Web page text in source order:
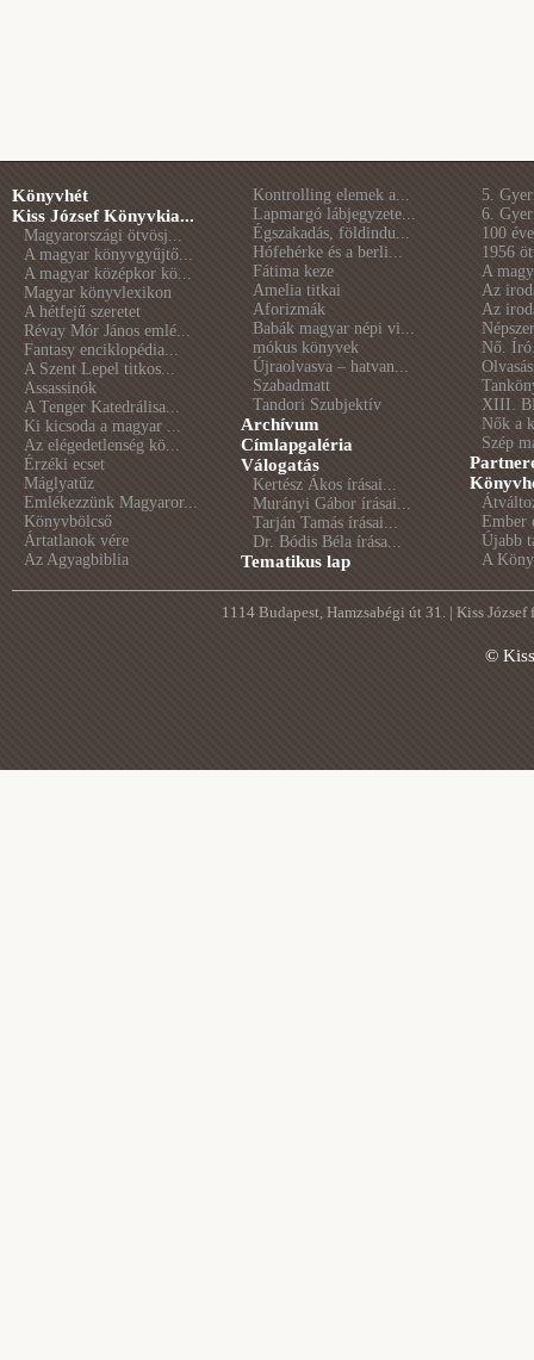
Könyvhét
Kiss József Könyvkia...
Magyarországi ötvösj...
A magyar könyvgyűjtő...
A magyar középkor kö...
Magyar könyvlexikon
A hétfejű szeretet
Révay Mór János emlé...
Fantasy enciklopédia...
A Szent Lepel titkos...
Assassinók
A Tenger Katedrálisa...
Ki kicsoda a magyar ...
Az elégedetlenség kö...
Érzéki ecset
Máglyatűz
Emlékezzünk Magyaror...
Könyvbölcső
Ártatlanok vére
Az Agyagbiblia
Kontrolling elemek a...
Lapmargó lábjegyzete...
Égszakadás, földindu...
Hófehérke és a berli...
Fátima keze
Amelia titkai
Aforizmák
Babák magyar népi vi...
mókus könyvek
Újraolvasva – hatvan...
Szabadmatt
Tandori Szubjektív
Archívum
Címlapgaléria
Válogatás
Kertész Ákos írásai...
Murányi Gábor írásai...
Tarján Tamás írásai...
Dr. Bódis Béla írása...
Tematikus lap
5.
6.
100
1956
A
Az
Az
Nő.
XIII.
Nők a
Szép
Ember
Újabb
A
1114 Budapest, Hamzsabégi út 31. | Kiss
©